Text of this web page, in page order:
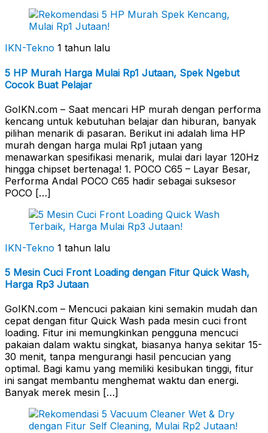
IKN-Tekno 1 tahun lalu
5 HP Murah Harga Mulai Rp1 Jutaan, Spek Ngebut
Cocok Buat Pelajar
GoIKN.com – Saat mencari HP murah dengan performa
kencang untuk kebutuhan belajar dan hiburan, banyak
pilihan menarik di pasaran. Berikut ini adalah lima HP
murah dengan harga mulai Rp1 jutaan yang
menawarkan spesifikasi menarik, mulai dari layar 120Hz
hingga chipset bertenaga! 1. POCO C65 – Layar Besar,
Performa Andal POCO C65 hadir sebagai suksesor
POCO […]
IKN-Tekno 1 tahun lalu
5 Mesin Cuci Front Loading dengan Fitur Quick Wash,
Harga Rp3 Jutaan
GoIKN.com – Mencuci pakaian kini semakin mudah dan
cepat dengan fitur Quick Wash pada mesin cuci front
loading. Fitur ini memungkinkan pengguna mencuci
pakaian dalam waktu singkat, biasanya hanya sekitar 15-
30 menit, tanpa mengurangi hasil pencucian yang
optimal. Bagi kamu yang memiliki kesibukan tinggi, fitur
ini sangat membantu menghemat waktu dan energi.
Banyak merek mesin […]